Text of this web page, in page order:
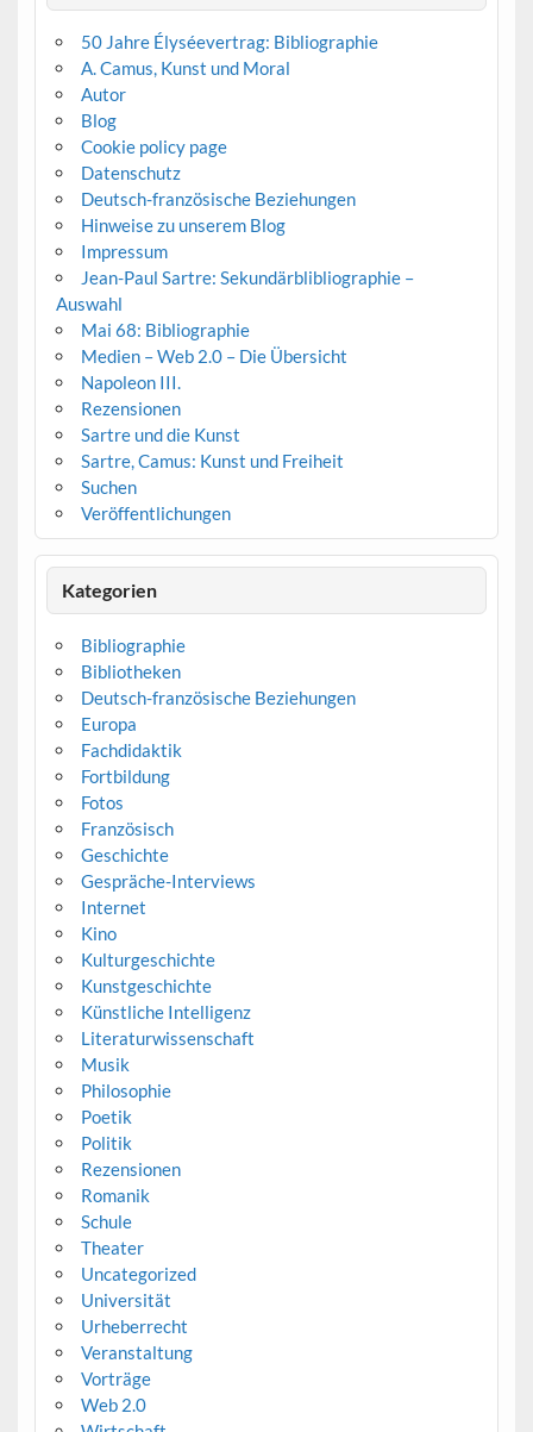
50 Jahre Élyséevertrag: Bibliographie
A. Camus, Kunst und Moral
Autor
Blog
Cookie policy page
Datenschutz
Deutsch-französische Beziehungen
Hinweise zu unserem Blog
Impressum
Jean-Paul Sartre: Sekundärblibliographie –
Auswahl
Mai 68: Bibliographie
Medien – Web 2.0 – Die Übersicht
Napoleon III.
Rezensionen
Sartre und die Kunst
Sartre, Camus: Kunst und Freiheit
Suchen
Veröffentlichungen
Kategorien
Bibliographie
Bibliotheken
Deutsch-französische Beziehungen
Europa
Fachdidaktik
Fortbildung
Fotos
Französisch
Geschichte
Gespräche-Interviews
Internet
Kino
Kulturgeschichte
Kunstgeschichte
Künstliche Intelligenz
Literaturwissenschaft
Musik
Philosophie
Poetik
Politik
Rezensionen
Romanik
Schule
Theater
Uncategorized
Universität
Urheberrecht
Veranstaltung
Vorträge
Web 2.0